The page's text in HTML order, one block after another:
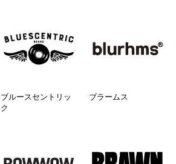
ブルースセントリッ
ク
ブラームス